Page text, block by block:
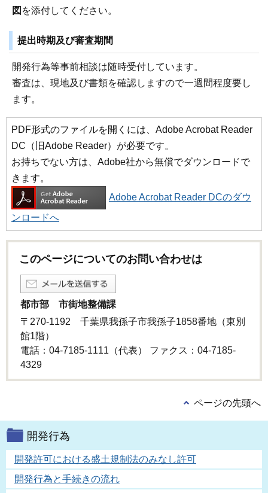
図 を添付してください。
提出時期及び審査期間
開発行為等事前相談は随時受付しています。
審査は、現地及び書類を確認しますので一週間程度要し
ます。
PDF形式のファイルを開くには、Adobe Acrobat Reader
DC（旧Adobe Reader）が必要です。
お持ちでない方は、Adobe社から無償でダウンロードで
きます。
Adobe Acrobat Reader DCのダウ
ンロードへ
このページについてのお問い合わせは
都市部 市街地整備課
〒270-1192 千葉県我孫子市我孫子1858番地（東別
館1階）
電話：04-7185-1111（代表） ファクス：04-7185-
4329
ページの先頭へ
開発行為
開発許可における盛土規制法のみなし許可
開発行為と手続きの流れ